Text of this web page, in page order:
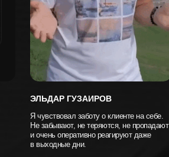
ЭЛЬДАР ГУЗАИРОВ
Я чувствовал заботу о клиенте на себе.
Не забывают, не теряются, не пропадают
и очень оперативно реагируют даже
в выходные дни.